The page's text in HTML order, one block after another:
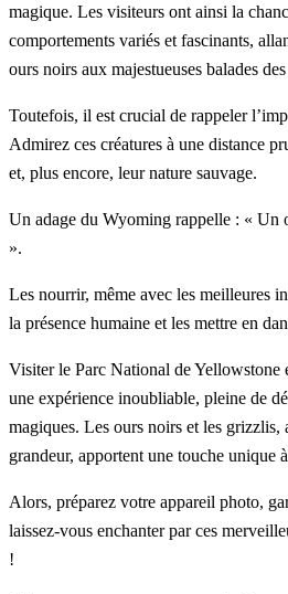
magique. Les visiteurs ont ainsi la
comportements variés et fascinants,
ours noirs aux majestueuses balades
Toutefois, il est crucial de rappeler
Admirez ces créatures à une distance
et, plus encore, leur nature sauvage.
Un adage du Wyoming rappelle : « Un
».
Les nourrir, même avec les meilleures
la présence humaine et les mettre en
Visiter le Parc National de Yellowstone
une expérience inoubliable, pleine de
magiques. Les ours noirs et les grizzlis,
grandeur, apportent une touche unique
Alors, préparez votre appareil photo,
laissez-vous enchanter par ces
!